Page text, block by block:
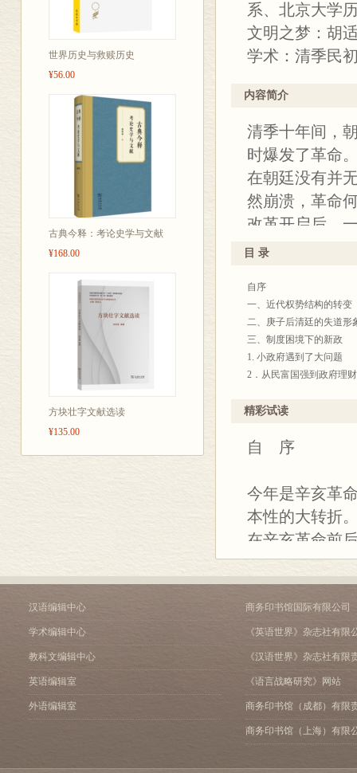
世界历史与救赎历史
¥56.00
古典今释：考论史学与文献
¥168.00
方块壮字文献选读
¥135.00
系、北京大学
文明之梦：胡
学术：清季民
内容简介
清季十年间，
时爆发了革命
在朝廷没有并
然崩溃，革命
改革开启后，
变、怎样改变
目 录
自序
一、近代权势结构的转变
二、庚子后清廷的失道形
三、制度困境下的新政
1. 小政府遇到了大问题
2．从民富国强到政府理财
4．小政府和大政府的紧张
1．意在富强的立宪国策
4．谁想立宪
5．附和声中的质疑
6．“别开四千年来一世界”
附录 五千年的大变：杜
精彩试读
自 序
今年是辛亥革
本性的大转折
在辛亥革命前
做计量单位的
考试制度，被
代的“废封建、
年未有之创局
与这三项显著
的淡出、四民
是以千年计的
这些根本性转
革虽仅是其中
汉语编辑中心
学术编辑中心
教科文编辑中心
英语编辑室
外语编辑室
商务印书馆国际有限公司
《英语世界》杂志社有限
《汉语世界》杂志社有限
《语言战略研究》网站
商务印书馆（成都）有限
商务印书馆（上海）有限